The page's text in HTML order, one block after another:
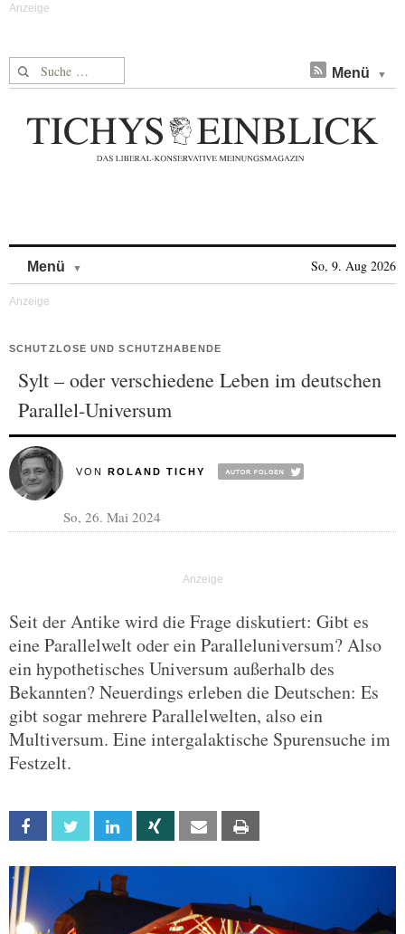
Suche nach: Menü
Menü So, 9. Aug 2026
SCHUTZLOSE UND SCHUTZHABENDE
Sylt – oder verschiedene Leben im deutschen
Parallel-Universum
VON ROLAND TICHY
So, 26. Mai 2024
Seit der Antike wird die Frage diskutiert: Gibt es
eine Parallelwelt oder ein Paralleluniversum? Also
ein hypothetisches Universum außerhalb des
Bekannten? Neuerdings erleben die Deutschen: Es
gibt sogar mehrere Parallelwelten, also ein
Multiversum. Eine intergalaktische Spurensuche im
Festzelt.
Facebook Twitter Linkedin Xing Email